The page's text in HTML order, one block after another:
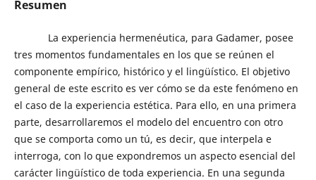
Resumen
La experiencia hermenéutica, para Gadamer, posee
tres momentos fundamentales en los que se reúnen el
componente empírico, histórico y el lingüístico. El objetivo
general de este escrito es ver cómo se da este fenómeno en
el caso de la experiencia estética. Para ello, en una primera
parte, desarrollaremos el modelo del encuentro con otro
que se comporta como un tú, es decir, que interpela e
interroga, con lo que expondremos un aspecto esencial del
carácter lingüístico de toda experiencia. En una segunda